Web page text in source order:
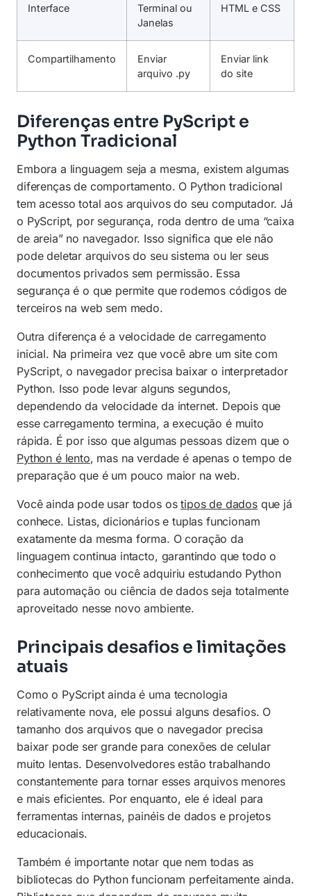
Interface
Terminal ou
Janelas
HTML e CSS
Compartilhamento
Enviar
arquivo .py
Enviar link
do site
Diferenças entre PyScript e
Python Tradicional
Embora a linguagem seja a mesma, existem algumas
diferenças de comportamento. O Python tradicional
tem acesso total aos arquivos do seu computador. Já
o PyScript, por segurança, roda dentro de uma “caixa
de areia” no navegador. Isso significa que ele não
pode deletar arquivos do seu sistema ou ler seus
documentos privados sem permissão. Essa
segurança é o que permite que rodemos códigos de
terceiros na web sem medo.
Outra diferença é a velocidade de carregamento
inicial. Na primeira vez que você abre um site com
PyScript, o navegador precisa baixar o interpretador
Python. Isso pode levar alguns segundos,
dependendo da velocidade da internet. Depois que
esse carregamento termina, a execução é muito
rápida. É por isso que algumas pessoas dizem que o
Python é lento, mas na verdade é apenas o tempo de
preparação que é um pouco maior na web.
Você ainda pode usar todos ostipos de dadosque já
conhece. Listas, dicionários e tuplas funcionam
exatamente da mesma forma. O coração da
linguagem continua intacto, garantindo que todo o
conhecimento que você adquiriu estudando Python
para automação ou ciência de dados seja totalmente
aproveitado nesse novo ambiente.
Principais desafios e limitações
atuais
Como o PyScript ainda é uma tecnologia
relativamente nova, ele possui alguns desafios. O
tamanho dos arquivos que o navegador precisa
baixar pode ser grande para conexões de celular
muito lentas. Desenvolvedores estão trabalhando
constantemente para tornar esses arquivos menores
e mais eficientes. Por enquanto, ele é ideal para
ferramentas internas, painéis de dados e projetos
educacionais.
Também é importante notar que nem todas as
bibliotecas do Python funcionam perfeitamente ainda.